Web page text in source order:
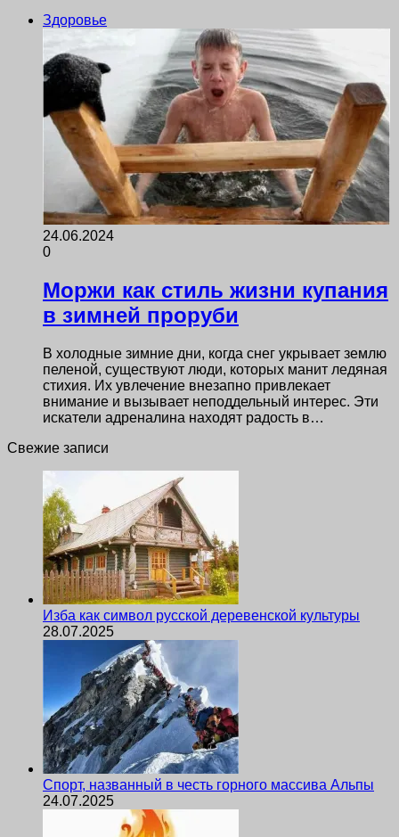
Здоровье
24.06.2024
0
Моржи как стиль жизни купания
в зимней проруби
В холодные зимние дни, когда снег укрывает землю
пеленой, существуют люди, которых манит ледяная
стихия. Их увлечение внезапно привлекает
внимание и вызывает неподдельный интерес. Эти
искатели адреналина находят радость в…
Свежие записи
Изба как символ русской деревенской культуры
28.07.2025
Спорт, названный в честь горного массива Альпы
24.07.2025